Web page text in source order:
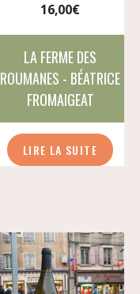
16,00€
LA FERME DES
ROUMANES - BÉATRICE
FROMAIGEAT
LIRE LA SUITE